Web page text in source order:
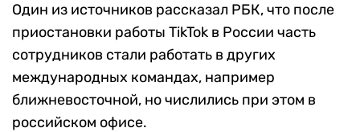
Один из источников рассказал РБК, что после
приостановки работы TikTok в России часть
сотрудников стали работать в других
международных командах, например
ближневосточной, но числились при этом в
российском офисе.